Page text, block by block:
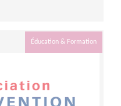
Éducation & Formation